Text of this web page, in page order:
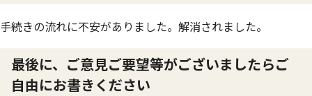
手続きの流れに不安がありました。解消されました。
最後に、ご意見ご要望等がございましたらご
自由にお書きください